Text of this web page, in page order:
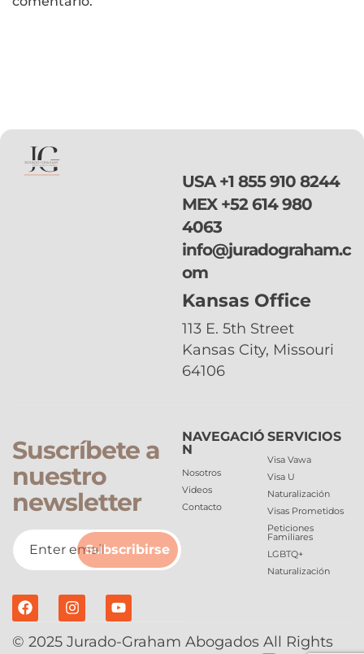
USA +1 855 910 8244
MEX +52 614 980
4063
info@juradograham.c
om
Kansas Office
113 E. 5th Street
Kansas City, Missouri
64106
Suscríbete a
nuestro
newsletter
Subscribirse
NAVEGACIÓ
N
Nosotros
Videos
Contacto
SERVICIOS
Visa Vawa
Visa U
Naturalización
Visas Prometidos
Peticiones
Familiares
LGBTQ+
Naturalización
© 2025 Jurado-Graham Abogados All Rights